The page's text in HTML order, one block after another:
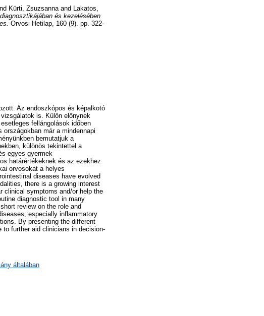
Kürti, Zsuzsanna and Lakatos,
és kezelésében
Orvosi Hetilap, 160 (9). pp. 322-
Az endoszkópos és képalkotó
is. Külön előnynek
fellángolások időben
már a mindennapi
bemutatjuk a
különös tekintettel a
egyes gyermek
határértékeknek és az ezekhez
orvosokat a helyes
diseases have evolved
there is a growing interest
clinical symptoms and/or help the
diagnostic tool in many
review on the role and
especially inflammatory
By presenting the different
further aid clinicians in decision-
általában